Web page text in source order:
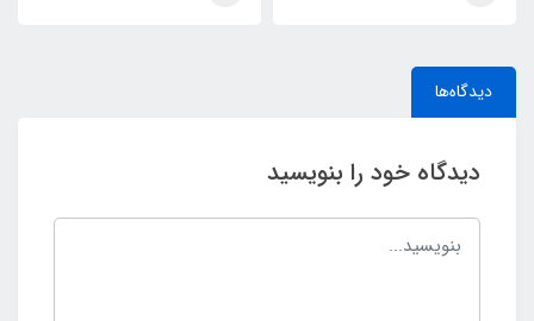
دیدگاه‌ها
دیدگاه خود را بنویسید